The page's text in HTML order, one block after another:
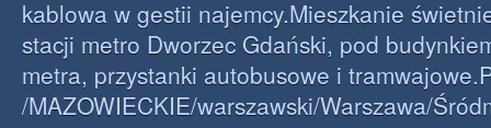
kablowa w gestii najemcy.Mieszkanie
stacji metro Dworzec Gdański, pod
metra, przystanki autobusowe i
/MAZOWIECKIE/warszawski/Warszawa/